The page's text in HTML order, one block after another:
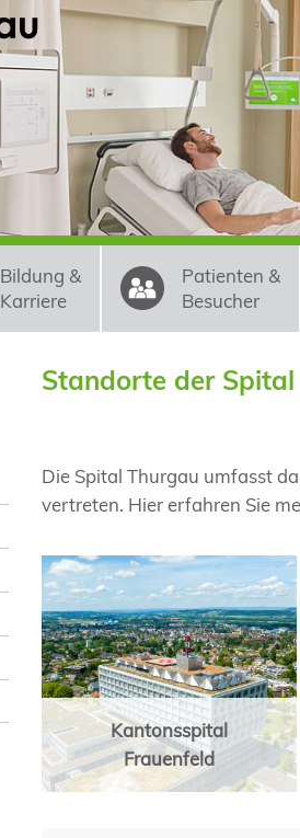
Bildung &
Karriere
Patienten &
Besucher
Standorte der
Die Spital Thurgau umfasst
vertreten. Hier erfahren Sie
Kantonsspital
Frauenfeld